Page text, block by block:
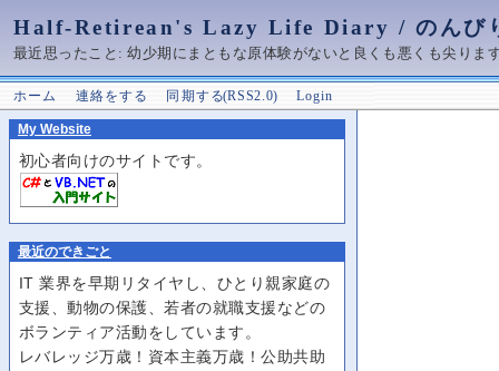
Half-Retirean's Lazy Life Diary / のんび
最近思ったこと: 幼少期にまともな原体験がないと良くも悪くも尖りま
ホーム 連絡をする 同期する ( RSS 2.0 ) Login
My Website
初心者向けのサイトです。
最近のできごと
IT 業界を早期リタイヤし、ひとり親家庭の
支援、動物の保護、若者の就職支援などの
ボランティア活動をしています。
レバレッジ万歳！資本主義万歳！公助共助